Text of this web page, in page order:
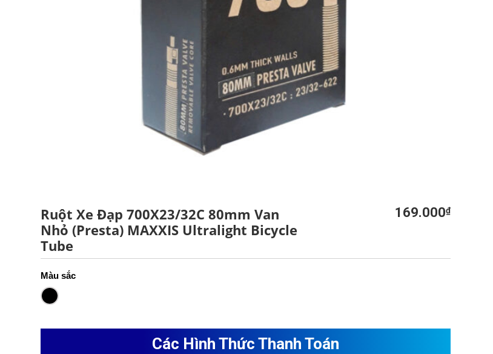
Ruột Xe Đạp 700X23/32C 80mm Van
Nhỏ (Presta) MAXXIS Ultralight Bicycle
Tube
169.000₫
Màu sắc
Các Hình Thức Thanh Toán